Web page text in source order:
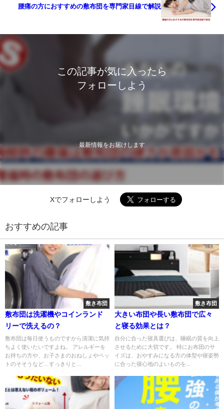
腰痛の方におすすめの敷布団を専門家目線で解説
この記事が気に入ったら
フォローしよう
最新情報をお届けします
Xでフォローしよう
おすすめの記事
敷き布団
敷布団は洗濯機やコインランド
リーで洗えるの？
敷布団は毎日使うものですから清潔に気持
ちよく使いたいですよね。 アレルギーを
お持ちの方や、お子さまのおねしょやペッ
トのそそうなど…すっきりと...
敷き布団
大きい布団や長い敷布団で広々
と寝る効果とは？
自分に合った寝具選びは、睡眠の質を向上
させるために大切です。 特にお布団のサ
イズは、おやすみになる方の体型や寝姿勢
に合った寝心地のよいものを...